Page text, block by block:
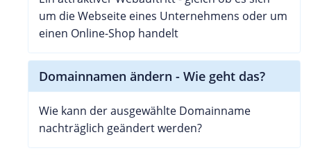
um die Webseite eines Unternehmens oder um
einen Online-Shop handelt
Domainnamen ändern - Wie geht das?
Wie kann der ausgewählte Domainname
nachträglich geändert werden?